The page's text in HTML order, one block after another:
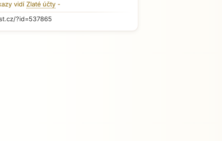
vidí Zlaté účty -
?id=537865